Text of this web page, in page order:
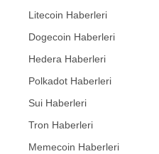
Litecoin Haberleri
Dogecoin Haberleri
Hedera Haberleri
Polkadot Haberleri
Sui Haberleri
Tron Haberleri
Memecoin Haberleri